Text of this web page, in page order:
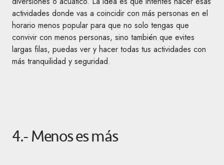
actividades donde vas a coincidir con más personas en el
horario menos popular para que no solo tengas que
convivir con menos personas, sino también que evites
largas filas, puedas ver y hacer todas tus actividades con
más tranquilidad y seguridad.
4.- Menos es más